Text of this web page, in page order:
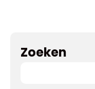
Zoeken